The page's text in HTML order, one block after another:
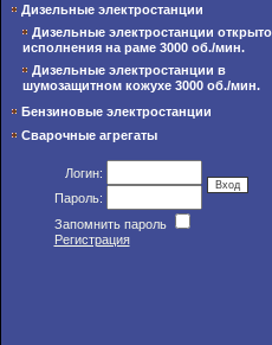
Дизельные электростанции
Дизельные электростанции
исполнения на раме 3000 об./мин.
Дизельные электростанции в
шумозащитном кожухе 3000 об./мин.
Бензиновые электростанции
Сварочные агрегаты
Логин:
Пароль:
Запомнить пароль
Регистрация